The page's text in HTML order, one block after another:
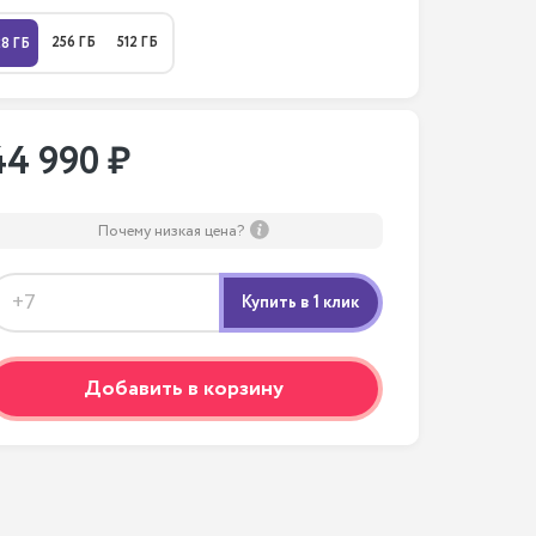
ГБ 256 ГБ 512 ГБ
990 ₽
Почему низкая цена?
Добавить в корзину